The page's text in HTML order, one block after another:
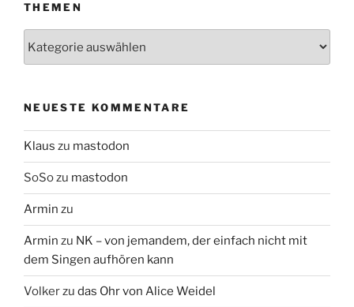
THEMEN
NEUESTE KOMMENTARE
Klaus zu mastodon
SoSozu mastodon
Armin zu
Armin zu NK – von jemandem, der einfach nicht mit
dem Singen aufhören kann
Volkerzu das Ohr von Alice Weidel